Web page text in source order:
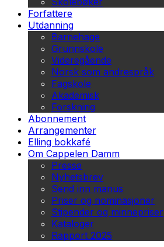
Forfattere
Utdanning
Barnehage
Grunnskole
Videregående
Norsk som andrespråk
Fagskole
Akademisk
Forskning
Abonnement
Arrangementer
Elling bokkafé
Om Cappelen Damm
Presse
Nyhetsbrev
Send inn manus
Priser og nominasjoner
Stipender og minnepriser
Kataloger
Rapport 2025